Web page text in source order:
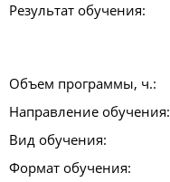
Результат обучения:
Объем программы, ч.:
Направление обучения:
Вид обучения:
Формат обучения: